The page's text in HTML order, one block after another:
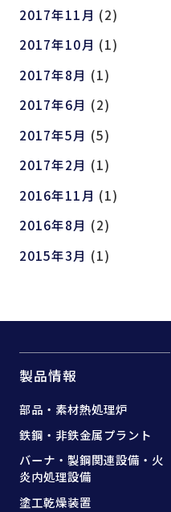
2017年11月 (2)
2017年10月 (1)
2017年8月 (1)
2017年6月 (2)
2017年5月 (5)
2017年2月 (1)
2016年11月 (1)
2016年8月 (2)
2015年3月 (1)
製品情報
部品・素材熱処理炉
鉄鋼・非鉄金属プラント
バーナ・製鋼関連設備・ 火
炎内処理設備
塗工乾燥装置